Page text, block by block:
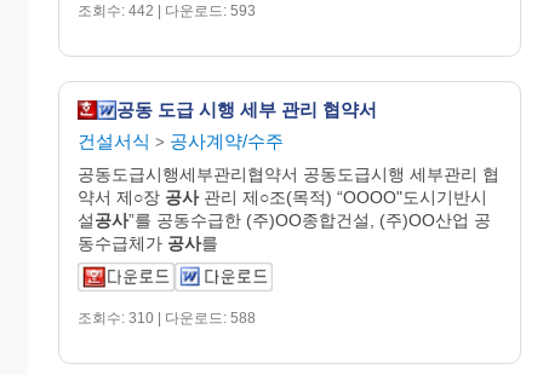
조회수: 442 | 다운로드: 593
공동 도급 시행 세부 관리 협약서
건설서식 > 공사계약/수주
공동도급시행세부관리협약서 공동도급시행 세부관리 협
약서 제○장 공사관리 제○조(목적) “OOOO"도시기반시
설공사”를 공동수급한 (주)OO종합건설, (주)OO산업 공
동수급체가 공사를
조회수: 310 | 다운로드: 588